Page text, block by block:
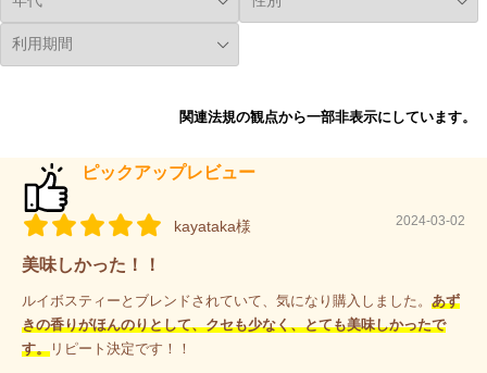
関連法規の観点から一部非表示にしています。
ピックアップレビュー
kayataka様 2024-03-02
美味しかった！！
ルイボスティーとブレンドされていて、気になり購入しました。 あず
きの香りがほんのりとして、クセも少なく、とても美味しかったで
す。 リピート決定です！！